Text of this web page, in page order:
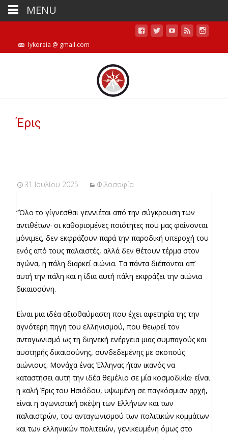
lykoreia @ gmail.com
Έρις
31 Ιουλίου 2025 Φιλοσοφία
“Όλο το γίγνεσθαι γεννιέται από την σύγκρουση των
αντιθέτων· οι καθορισμένες ποιότητες που μας φαίνονται
μόνιμες, δεν εκφράζουν παρά την παροδική υπεροχή του
ενός απότους παλαιστές, αλλά δεν θέτουν τέρμα στον
αγώνα, η πάλη διαρκεί αιώνια. Τα πάντα διέπονται απ’
αυτή την πάλη και η ίδια αυτή πάλη εκφράζει την αιώνια
δικαιοσύνη.
Είναι μια ιδέα αξιοθαύμαστη που έχει αφετηρία της την
αγνότερη πηγή του ελληνισμού, που θεωρεί τον
ανταγωνισμό ως τη διηνεκή ενέργεια μιας συμπαγούς και
αυστηρής δικαιοσύνης, συνδεδεμένης με σκοπούς
αιώνιους. Μονάχα ένας Έλληνας ήταν ικανός να
καταστήσει αυτή την ιδέα θεμέλιο σε μία κοσμοδικία· είναι
η καλή Έρις του Ησιόδου, υψωμένη σε παγκόσμιαν αρχή,
είναι η αγωνιστική σκέψη των Ελλήνων και των
παλαιστρών, του ανταγωνισμού των πολιτικών κομμάτων
και των ελληνικών πολιτειών, γενικευμένη όμως στο
MENU